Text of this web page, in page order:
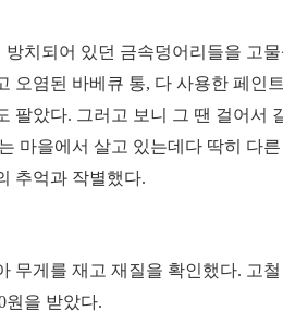
치되어 있던 금속덩어리들을 고
오염된 바베큐 통, 다 사용한 페인
팔았다. 그러고 보니 그 땐 걸어서
마을에서 살고 있는데다 딱히 다
추억과 작별했다.
무게를 재고 재질을 확인했다. 고
원을 받았다.